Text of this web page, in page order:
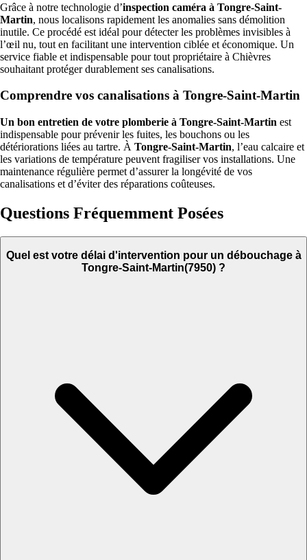
Grâce à notre technologie d’inspection caméra à Tongre-Saint-
Martin, nous localisons rapidement les anomalies sans démolition
inutile. Ce procédé est idéal pour détecter les problèmes invisibles à
l’œil nu, tout en facilitant une intervention ciblée et économique. Un
service fiable et indispensable pour tout propriétaire à Chièvres
souhaitant protéger durablement ses canalisations.
Comprendre vos canalisations à Tongre-Saint-Martin
Un bon entretien de votre plomberie à Tongre-Saint-Martin est
indispensable pour prévenir les fuites, les bouchons ou les
détériorations liées au tartre. À Tongre-Saint-Martin, l’eau calcaire et
les variations de température peuvent fragiliser vos installations. Une
maintenance régulière permet d’assurer la longévité de vos
canalisations et d’éviter des réparations coûteuses.
Questions Fréquemment Posées
Quel est votre délai d'intervention pour un débouchage à
Tongre-Saint-Martin(7950) ?